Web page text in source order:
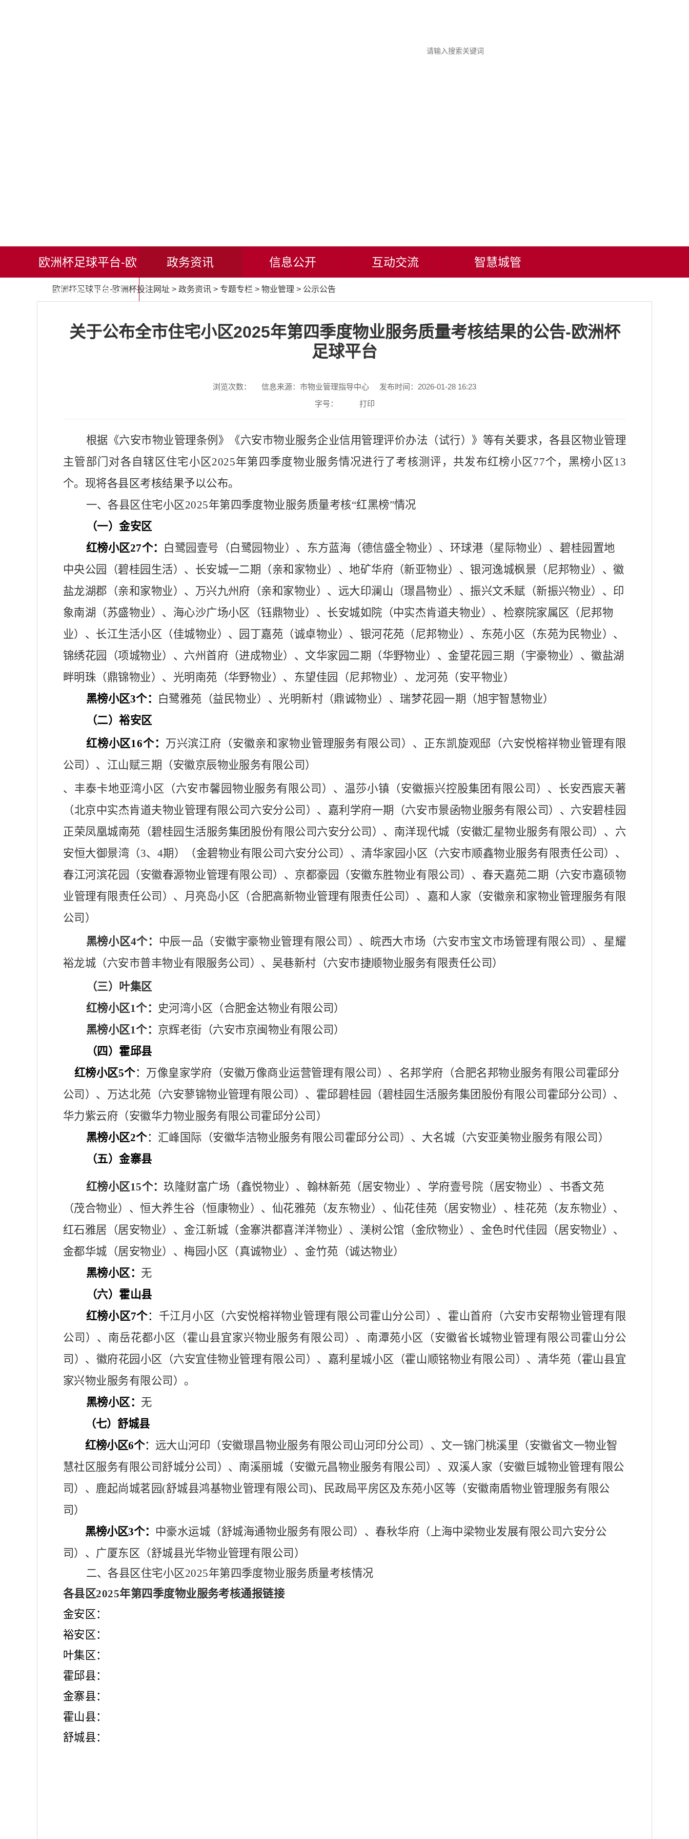
欧洲杯足球平台-欧
洲杯投注网址
政务资讯 信息公开 互动交流 智慧城管
欧洲杯足球平台-欧洲杯投注网址 > 政务资讯 > 专题专栏 > 物业管理 > 公示公告
关于公布全市住宅小区2025年第四季度物业服务质量考核结果的公告-欧洲杯
足球平台
浏览次数： 信息来源：市物业管理指导中心
发布时间：2026-01-28 16:23
字号：
打印
根据《六安市物业管理条例》《六安市物业服务企业信用管理评价办法（试行）》等有关要求，各县区物业管理
主管部门对各自辖区住宅小区2025年第四季度物业服务情况进行了考核测评，共发布红榜小区77个，黑榜小区13
个。现将各县区考核结果予以公布。
一、各县区住宅小区2025年第四季度物业服务质量考核“红黑榜”情况
（一）金安区
红榜小区27个：
白鹭园壹号（白鹭园物业）、东方蓝海（德信盛全物业）、环球港（星际物业）、碧桂园置地
中央公园（碧桂园生活）、长安城一二期（亲和家物业）、地矿华府（新亚物业）、银河逸城枫景（尼邦物业）、徽
盐龙湖郡（亲和家物业）、万兴九州府（亲和家物业）、远大印澜山（璟昌物业）、振兴文禾赋（新振兴物业）、印
象南湖（苏盛物业）、海心沙广场小区（钰鼎物业）、长安城如院（中实杰肯道夫物业）、检察院家属区（尼邦物
业）、长江生活小区（佳城物业）、园丁嘉苑（诚卓物业）、银河花苑（尼邦物业）、东苑小区（东苑为民物业）、
锦绣花园（项城物业）、六州首府（进成物业）、文华家园二期（华野物业）、金望花园三期（宇豪物业）、徽盐湖
畔明珠（鼎锦物业）、光明南苑（华野物业）、东望佳园（尼邦物业）、龙河苑（安平物业）
黑榜小区3个：
白鹭雅苑（益民物业）、光明新村（鼎诚物业）、瑞梦花园一期（旭宇智慧物业）
（二）裕安区
红榜小区16个： 万兴滨江府（安徽亲和家物业管理服务有限公司）、正东凯旋观邸（六安悦榕祥物业管理有限
公司）、江山赋三期（安徽京辰物业服务有限公司）
、丰泰卡地亚湾小区（六安市馨园物业服务有限公司）、温莎小镇（安徽振兴控股集团有限公司）、长安西宸天著
（北京中实杰肯道夫物业管理有限公司六安分公司）、嘉利学府一期（六安市景函物业服务有限公司）、六安碧桂园
正荣凤凰城南苑（碧桂园生活服务集团股份有限公司六安分公司）、南洋现代城（安徽汇星物业服务有限公司）、六
安恒大御景湾（3、4期）（金碧物业有限公司六安分公司）、清华家园小区（六安市顺鑫物业服务有限责任公司）、
春江河滨花园（安徽春源物业管理有限公司）、京都豪园（安徽东胜物业有限公司）、春天嘉苑二期（六安市嘉硕物
业管理有限责任公司）、月亮岛小区（合肥高新物业管理有限责任公司）、嘉和人家（安徽亲和家物业管理服务有限
公司）
黑榜小区4个： 中辰一品（安徽宇豪物业管理有限公司）、皖西大市场（六安市宝文市场管理有限公司）、星耀
裕龙城（六安市普丰物业有限服务公司）、吴巷新村（六安市捷顺物业服务有限责任公司）
（三）叶集区
红榜小区1个： 史河湾小区（合肥金达物业有限公司）
黑榜小区1个： 京辉老街（六安市京闽物业有限公司）
（四）霍邱县
红榜小区5个： 万像皇家学府（安徽万像商业运营管理有限公司）、名邦学府（合肥名邦物业服务有限公司霍邱分
公司）、万达北苑（六安蓼锦物业管理有限公司）、霍邱碧桂园（碧桂园生活服务集团股份有限公司霍邱分公司）、
华力紫云府（安徽华力物业服务有限公司霍邱分公司）
黑榜小区2个： 汇峰国际（安徽华洁物业服务有限公司霍邱分公司）、大名城（六安亚美物业服务有限公司）
（五）金寨县
红榜小区15个：玖隆财富广场（鑫悦物业）、翰林新苑（ 居安物业）、学府壹号院（ 居安物业）、书香文苑
（茂合物业）、恒大养生谷（恒康物业）、仙花雅苑（友东物业）、仙花佳苑（居安物业）、桂花苑（友东物业）、
红石雅居（居安物业）、金江新城（金寨洪都喜洋洋物业）、渼树公馆（金欣物业）、金色时代佳园（居安物业）、
金都华城（居安物业）、梅园小区（真诚物业）、金竹苑（诚达物业）
黑榜小区： 无
（六）霍山县
红榜小区7个： 千江月小区 （六安悦榕祥物业管理有限公司霍山分公司 ）、霍山首府（六安市安帮物业管理有限
公司）、 南岳花都小区 （霍山县宜家兴物业服务有限公司 ）、 南潭苑小区（安徽省长城物业管理有限公司霍山分公
司 ）、 徽府花园小区 （六安宜佳物业管理有限公司 ） 、嘉利星城小区 （霍山顺铭物业有限公司 ） 、清华苑 （霍山县宜
家兴物业服务有限公司 ） 。
黑榜小区： 无
（七）舒城县
红榜小区6个： 远大山河印（安徽璟昌物业服务有限公司山河印分公司）、文一锦门桃溪里（安徽省文一物业智
慧社区服务有限公司舒城分公司）、南溪丽城（安徽元昌物业服务有限公司）、双溪人家（安徽巨城物业管理有限公
司）、鹿起尚城茗园(舒城县鸿基物业管理有限公司)、民政局平房区及东苑小区等（安徽南盾物业管理服务有限公
司）
黑榜小区3个： 中豪水运城（舒城海通物业服务有限公司）、春秋华府（上海中梁物业发展有限公司六安分公
司）、广厦东区（舒城县光华物业管理有限公司）
二、各县区住宅小区2025年第四季度物业服务质量考核情况
各县区2025年第四季度物业服务考核通报链接
金安区：
裕安区：
叶集区：
霍邱县：
金寨县：
霍山县：
舒城县：